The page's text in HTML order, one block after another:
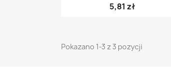
5,81 zł
Pokazano 1-3 z 3 pozycji